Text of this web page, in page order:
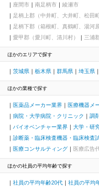
座間市
南足柄市
綾瀬市
足柄上郡（中井町、大井町、松田
足柄下郡（箱根町、真鶴町、湯河原
愛甲郡（愛川町、清川村）
三浦
ほかのエリアで探す
茨城県 栃木県 群馬県 埼玉県
ほかの業種で探す
医薬品メーカー業界 医療機器メ
病院・大学病院・クリニック
調
バイオベンチャー業界
大学・研
診断薬・臨床検査機器・臨床検査
医療コンサルティング
医療広告
ほかの社員の平均年齢で探す
社員の平均年齢20代 社員の平均